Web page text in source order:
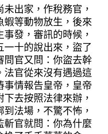
出家，作稅務官，
蝦等動物放生，後來
發，審訊的時候，
十的說出來，盜了
問官又問：你盜去幹
法官從來沒有遇過這
事情報告皇帝，皇帝
去按照法律來辦，
法場，不驚不怖，
斬官就問：你為什麼